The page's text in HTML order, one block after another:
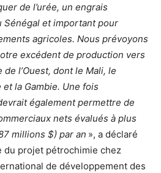
de l’urée, un engrais
et important pour
agricoles. Nous prévoyons
excédent de production vers
de l’Ouest, dont le Mali, le
la Gambie. Une fois
également permettre de
nets évalués à plus
millions $) par an », a déclaré
du projet pétrochimie chez
de développement des